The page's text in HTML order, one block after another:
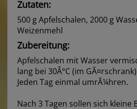
Zutaten:
500 g Apfelschalen, 2000 g
Weizenmehl
Zubereitung:
Apfelschalen mit Wasser
lang bei 30Â°C (im
Jeden Tag einmal umrÃ¼hren.
Nach 3 Tagen sollen sich kleine